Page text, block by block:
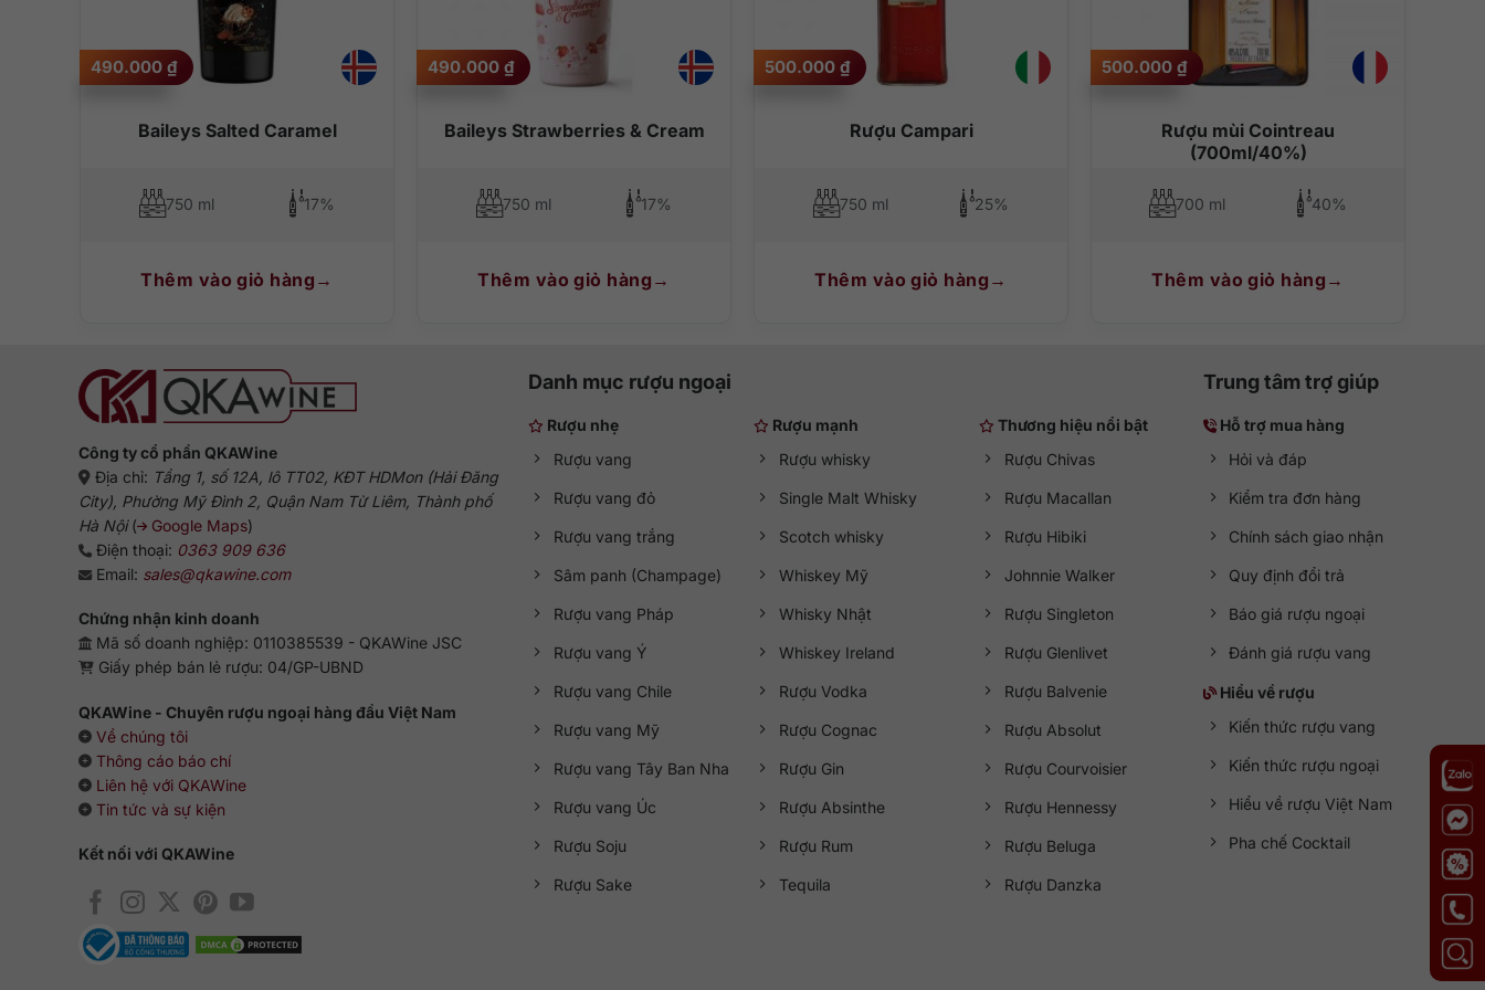
Vị ngọt đặc trưng của rượu Jagermeister 1.75 lít là lý do chính để nó có mặt trong nhiều bữa tiệc. Đặc biệt sự cay nhẹ tê tê trên đầu lưỡi sẽ nhanh chóng làm bùng nổ sự hứng thú của
giới trẻ đối với event. Mùi hương thảo mộc, cam chanh, táo thoang thoảng vô cùng thu hút.
Hướng dẫn thưởng thức đúng chuẩn
Ướp lạnh sâu chai rượu này để đạt được đến đỉnh cao hương vị, trọn vẹn và bùng nổ. Đặc biệt hãy thưởng thức nó theo kiểu pha chế với nước tăng lực, bia, whisky,… không giới hạn
sự sáng tạo của bạn.
Baileys Salted Caramel
490.000 ₫
750 ml 17%
Thêm vào giỏ hàng
Baileys Strawberries & Cream
490.000 ₫
750 ml 17%
Thêm vào giỏ hàng
Rượu Campari
500.000 ₫
750 ml 25%
Thêm vào giỏ hàng
Rượu mùi Cointreau
(700ml/40%)
500.000 ₫
700 ml 40%
Thêm vào giỏ hàng
Công ty cổ phần QKAWine
Địa chỉ: Tầng 1, số 12A, lô TT02, KĐT HDMon (Hải Đăng
City), Phường Mỹ Đình 2, Quận Nam Từ Liêm, Thành phố
Hà Nội( Google Maps)
Điện thoại: 0363 909 636
Email: sales@qkawine.com
Chứng nhận kinh doanh
Mã số doanh nghiệp: 0110385539 - QKAWine JSC
Giấy phép bán lẻ rượu: 04/GP-UBND
QKAWine - Chuyên rượu ngoại hàng đầu Việt Nam
Về chúng tôi
Thông cáo báo chí
Liên hệ với QKAWine
Tin tức và sự kiện
Kết nối với QKAWine
Danh mục rượu ngoại
Rượu nhẹ
Rượu vang
Rượu vang đỏ
Rượu vang trắng
Sâm panh (Champage)
Rượu vang Pháp
Rượu vang Ý
Rượu vang Chile
Rượu vang Mỹ
Rượu vang Tây Ban Nha
Rượu vang Úc
Rượu Soju
Rượu Sake
Rượu mạnh
Rượu whisky
Single Malt Whisky
Scotch whisky
Whiskey Mỹ
Whisky Nhật
Whiskey Ireland
Rượu Vodka
Rượu Cognac
Rượu Gin
Rượu Absinthe
Rượu Rum
Tequila
Thương hiệu nổi bật
Rượu Chivas
Rượu Macallan
Rượu Hibiki
Johnnie Walker
Rượu Singleton
Rượu Glenlivet
Rượu Balvenie
Rượu Absolut
Rượu Courvoisier
Rượu Hennessy
Rượu Beluga
Rượu Danzka
Trung tâm trợ giúp
Hỗ trợ mua hàng
Hỏi và đáp
Kiểm tra đơn hàng
Chính sách giao nhận
Quy định đổi trả
Báo giá rượu ngoại
Đánh giá rượu vang
Hiểu về rượu
Kiến thức rượu vang
Kiến thức rượu ngoại
Hiểu về rượu Việt Nam
Pha chế Cocktail